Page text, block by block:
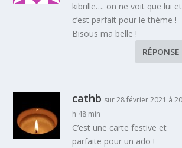
kibrille…. on ne voit que lui et
c’est parfait pour le thème !
Bisous ma belle !
RÉPONSE
cathb sur 28 février 2021 à 20
h 48 min
C’est une carte festive et
parfaite pour un ado !